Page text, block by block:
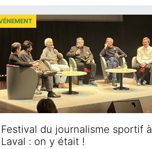
Festival du journalisme sportif à
Laval : on y était !